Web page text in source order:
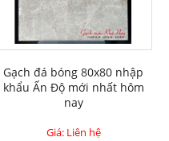
Gạch đá bóng 80x80 nhập
khẩu Ấn Độ mới nhất hôm
nay
Giá: Liên hệ